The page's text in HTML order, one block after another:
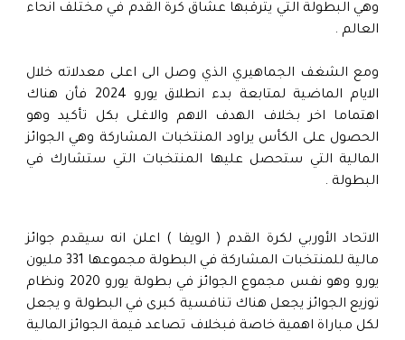
وهي البطولة التي يترقبها عشاق كرة القدم في مختلف انحاء
العالم .
ومع الشغف الجماهيري الذي وصل الى اعلى معدلاته خلال
الايام الماضية لمتابعة بدء انطلاق يورو 2024 فأن هناك
اهتماما اخر بخلاف الهدف الاهم والاغلى بكل تأكيد وهو
الحصول على الكأس يراود المنتخبات المشاركة وهي الجوائز
المالية التي ستحصل عليها المنتخبات التي ستشارك في
البطولة .
الاتحاد الأوربي لكرة القدم ( الويفا ) اعلن انه سيقدم جوائز
مالية للمنتخبات المشاركة في البطولة مجموعها 331 مليون
يورو وهو نفس مجموع الجوائز في بطولة يورو 2020 ونظام
توزيع الجوائز يجعل هناك تنافسية كبرى في البطولة و يجعل
لكل مباراة اهمية خاصة فبخلاف تصاعد قيمة الجوائز المالية